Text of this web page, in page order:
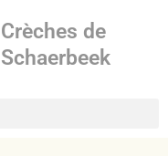
Crèches de
Schaerbeek